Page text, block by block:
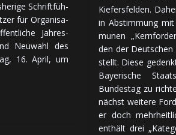
Schrift­füh­
für Or­ga­ni­sa­
Jah­res­
Neu­wahl des
16. April, um
Kiefersfelden.
in Ab­stim­mung
mu­nen
den der
stellt. Diese
Bayerische
Bundes­tag zu
nächst wei­te­re
er doch
ent­hält drei